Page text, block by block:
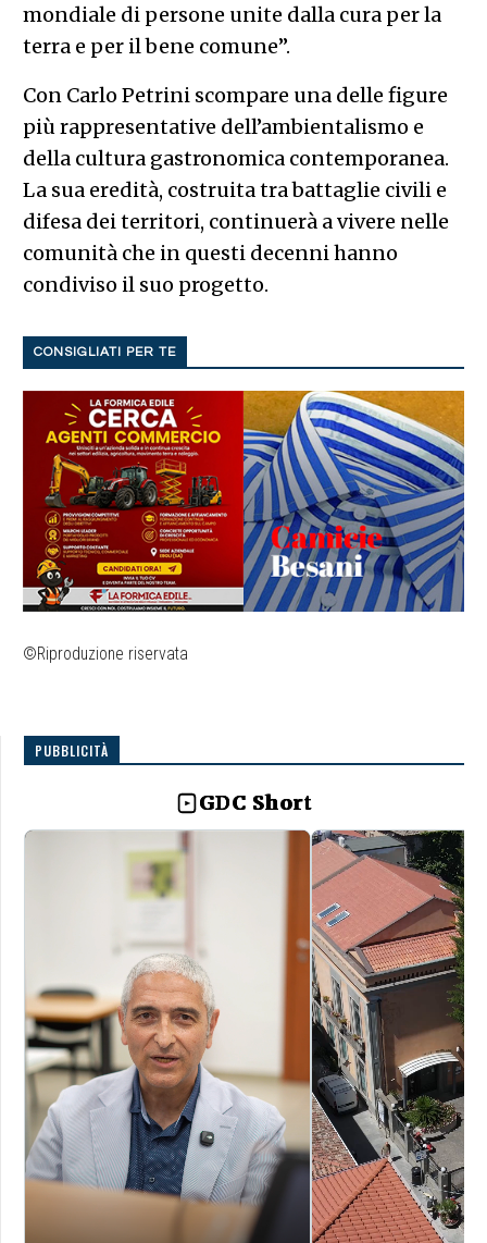
mondiale di persone unite dalla cura per la
terra e per il bene comune”.
Con Carlo Petrini scompare una delle figure
più rappresentative dell’ambientalismo e
della cultura gastronomica contemporanea.
La sua eredità, costruita tra battaglie civili e
difesa dei territori, continuerà a vivere nelle
comunità che in questi decenni hanno
condiviso il suo progetto.
CONSIGLIATI PER TE
©Riproduzione riservata
PUBBLICITÀ
GDC Short